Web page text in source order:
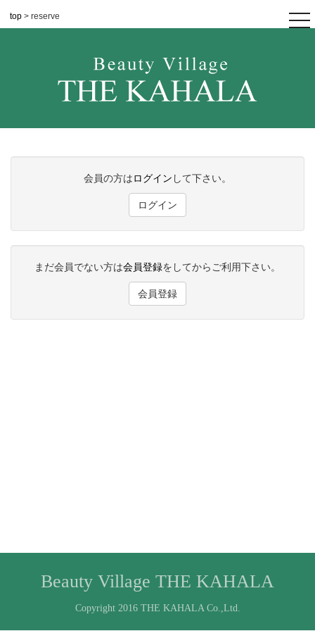
top > reserve
会員の方はログイン して下さい。
ログイン
まだ会員でない方は会員登録をしてからご利用下さい。
会員登録
Beauty Village THE KAHALA
Copyright 2016 THE KAHALA Co.,Ltd.